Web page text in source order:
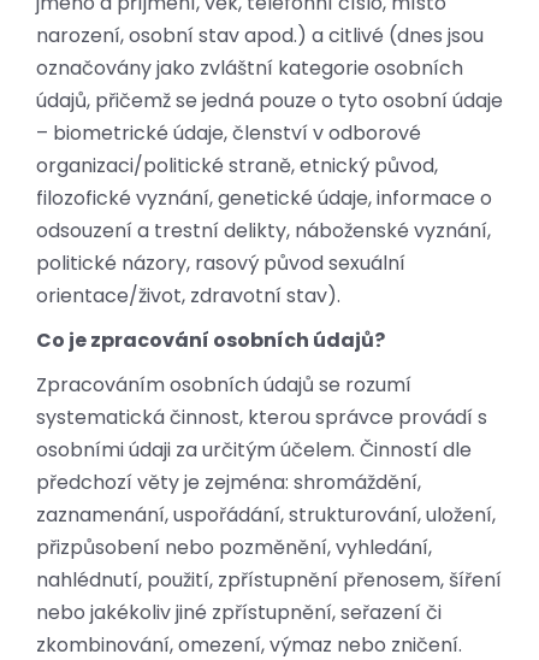
narození, osobní stav apod.) a citlivé (dnes jsou
označovány jako zvláštní kategorie osobních
údajů, přičemž se jedná pouze o tyto osobní údaje
– biometrické údaje, členství v odborové
organizaci/politické straně, etnický původ,
filozofické vyznání, genetické údaje, informace o
odsouzení a trestní delikty, náboženské vyznání,
politické názory, rasový původ sexuální
orientace/život, zdravotní stav).
Co je zpracování osobních údajů?
Zpracováním osobních údajů se rozumí
systematická činnost, kterou správce provádí s
osobními údaji za určitým účelem. Činností dle
předchozí věty je zejména: shromáždění,
zaznamenání, uspořádání, strukturování, uložení,
přizpůsobení nebo pozměnění, vyhledání,
nahlédnutí, použití, zpřístupnění přenosem, šíření
nebo jakékoliv jiné zpřístupnění, seřazení či
zkombinování, omezení, výmaz nebo zničení.